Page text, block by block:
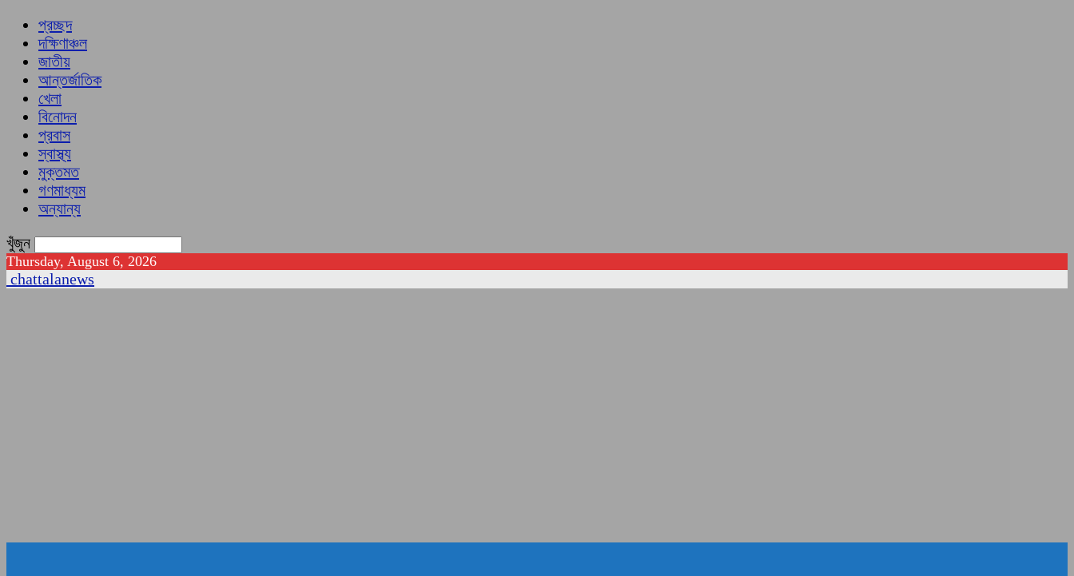
প্রচ্ছদ
দক্ষিণাঞ্চল
জাতীয়
আন্তর্জাতিক
খেলা
বিনোদন
প্রবাস
স্বাস্থ্য
মুক্তমত
গণমাধ্যম
অন্যান্য
খুঁজুন
Thursday, August 6, 2026
chattalanews